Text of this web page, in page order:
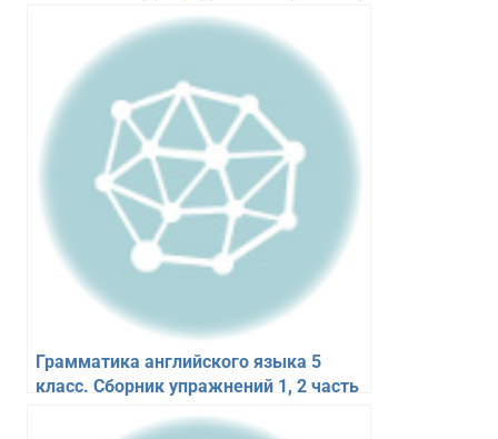
Грамматика английского языка 5
класс. Сборник упражнений 1, 2 часть